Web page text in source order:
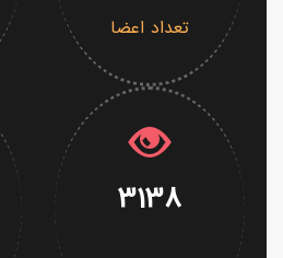
تعداد اعضا
3138